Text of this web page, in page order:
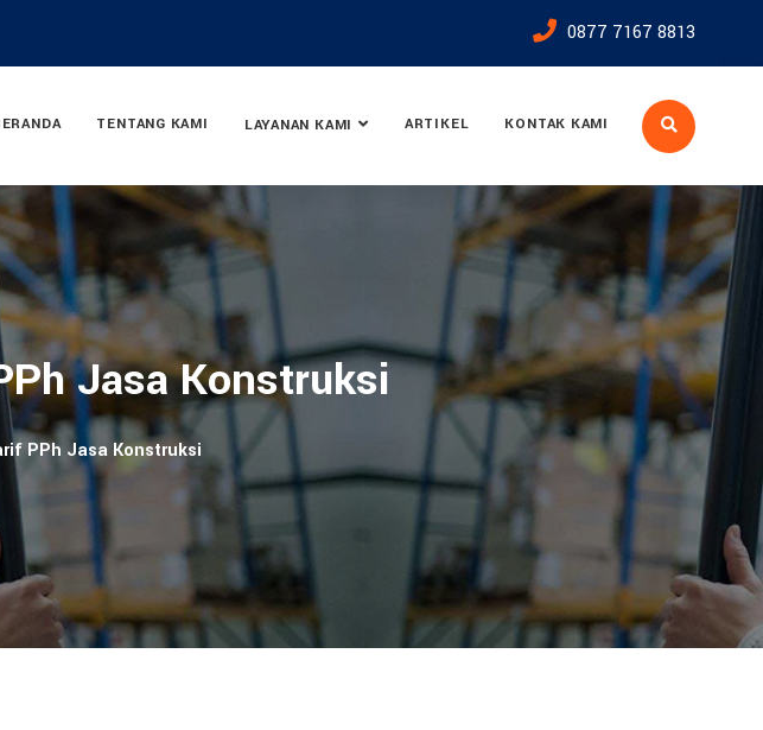
0877 7167 8813
TENTANG KAMI LAYANAN KAMI ARTIKEL KONTAK KAMI
Jasa Konstruksi
PPh Jasa Konstruksi